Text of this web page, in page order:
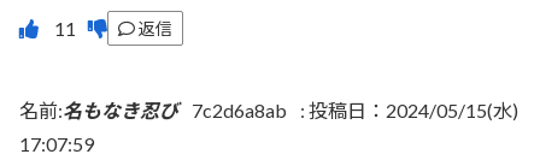
返信
名前:名もなき忍び 7c2d6a8ab : 投稿日：2024/05/15(水)
17:07:59